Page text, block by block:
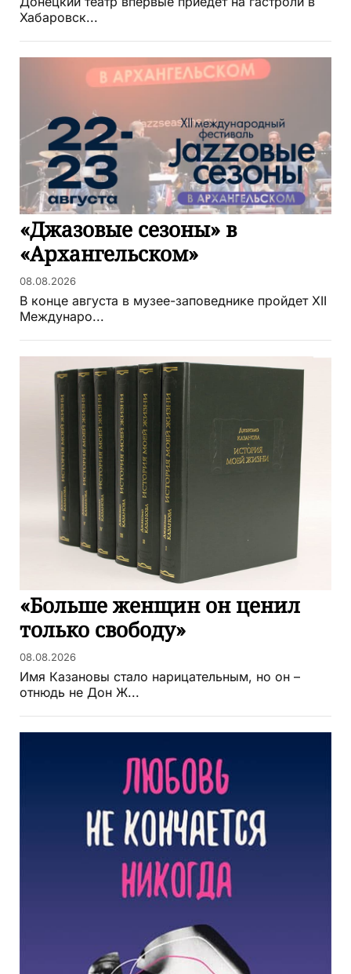
Хабаровск...
«Джазовые сезоны» в
«Архангельском»
08.08.2026
В конце августа в музее-заповеднике пройдет XII
Междунаро...
«Больше женщин он ценил
только свободу»
08.08.2026
Имя Казановы стало нарицательным, но он –
отнюдь не Дон Ж...